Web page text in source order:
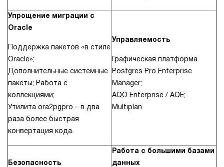
Упрощение миграции с
Oracle
Поддержка пакетов «в стиле
Oracle»;
Дополнительные системные
пакеты; Работа с
коллекциями;
Утилита ora2pgpro – в два
раза более быстрая
конвертация кода.
Управляемость
Графическая платформа
Postgres Pro Enterprise
Manager;
AQO Enterprise / AQE;
Multiplan
Безопасность
Работа с большими базами
данных